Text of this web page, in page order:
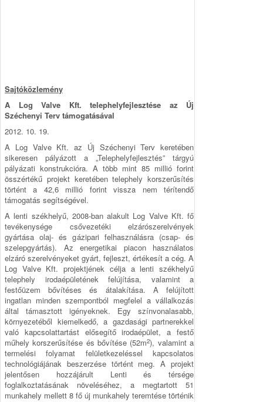
Sajtóközlemény
A Log Valve Kft. telephelyfejlesztése az Új
Széchenyi Terv támogatásával
2012. 10. 19.
A Log Valve Kft. az Új Széchenyi Terv keretében
sikeresen pályázott a „Telephelyfejlesztés” tárgyú
pályázati konstrukcióra. A több mint 85 millió forint
összértékű projekt keretében telephely korszerűsítés
történt a 42,6 millió forint vissza nem térítendő
támogatás segítségével.
A lenti székhelyű, 2008-ban alakult Log Valve Kft. fő
tevékenysége csővezetéki elzárószerelvények
gyártása olaj- és gázipari felhasználásra (csap- és
szelepgyártás). Az energetikai piacon használatos
elzáró szerelvényeket gyárt, fejleszt, értékesít a cég. A
Log Valve Kft. projektjének célja a lenti székhelyű
telephely irodaépületének felújítása, valamint a
festőüzem bővítéses és átalakítása. A felújított
ingatlan minden szempontból megfelel a vállalkozás
által támasztott igényeknek. Egy színvonalasabb,
környezetéből kiemelkedő, a gazdasági partnerekkel
való kapcsolattartást elősegítő irodaépület, a festő
műhely korszerűsítése és bővítése (52m2), valamint a
termelési folyamat felületkezeléssel kapcsolatos
technológiájának beszerzése történt meg. A projekt
jelentősen hozzájárult Lenti és térsége
foglalkoztatásának növeléséhez, a megtartott 51
munkahely mellett 8 fő új munkahely teremtése történik